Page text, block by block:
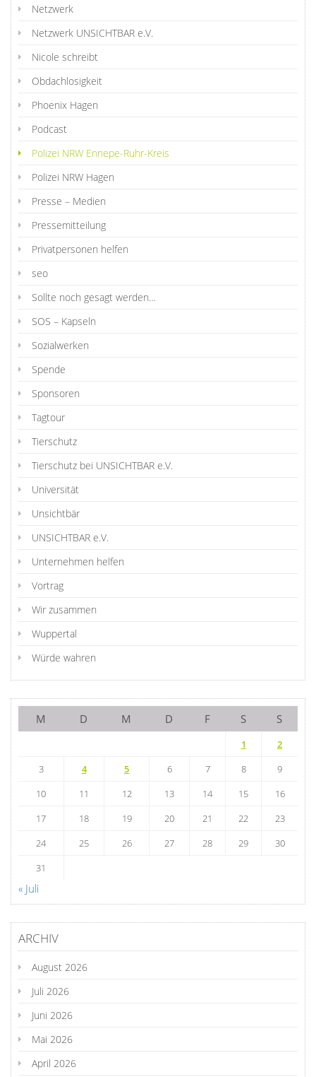
Netzwerk
Netzwerk UNSICHTBAR e.V.
Nicole schreibt
Obdachlosigkeit
Phoenix Hagen
Podcast
Polizei NRW Ennepe-Ruhr-Kreis
Polizei NRW Hagen
Presse – Medien
Pressemitteilung
Privatpersonen helfen
seo
Sollte noch gesagt werden…
SOS – Kapseln
Sozialwerken
Spende
Sponsoren
Tagtour
Tierschutz
Tierschutz bei UNSICHTBAR e.V.
Universität
Unsichtbär
UNSICHTBAR e.V.
Unternehmen helfen
Vortrag
Wir zusammen
Wuppertal
Würde wahren
M D M D F S S
1
2
3
4 5 6 7 8
9
10
11 12 13 14 15
16
17
18 19 20 21 22
23
24
25 26 27 28 29
30
31
« Juli
ARCHIV
August 2026
Juli 2026
Juni 2026
Mai 2026
April 2026